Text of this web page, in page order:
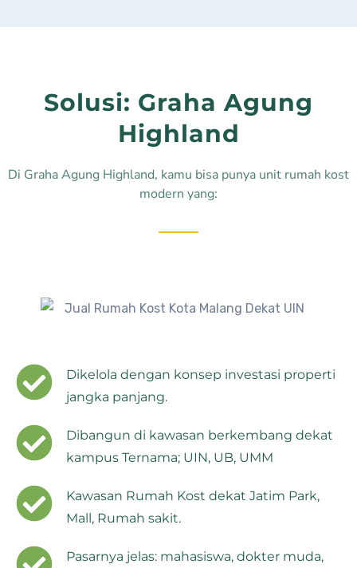
Solusi: Graha Agung
Highland
Di Graha Agung Highland, kamu bisa punya unit rumah kost
modern yang:
Dikelola dengan konsep investasi properti
jangka panjang.
Dibangun di kawasan berkembang dekat
kampus Ternama; UIN, UB, UMM
Kawasan Rumah Kost dekat Jatim Park,
Mall, Rumah sakit.
Pasarnya jelas: mahasiswa, dokter muda,